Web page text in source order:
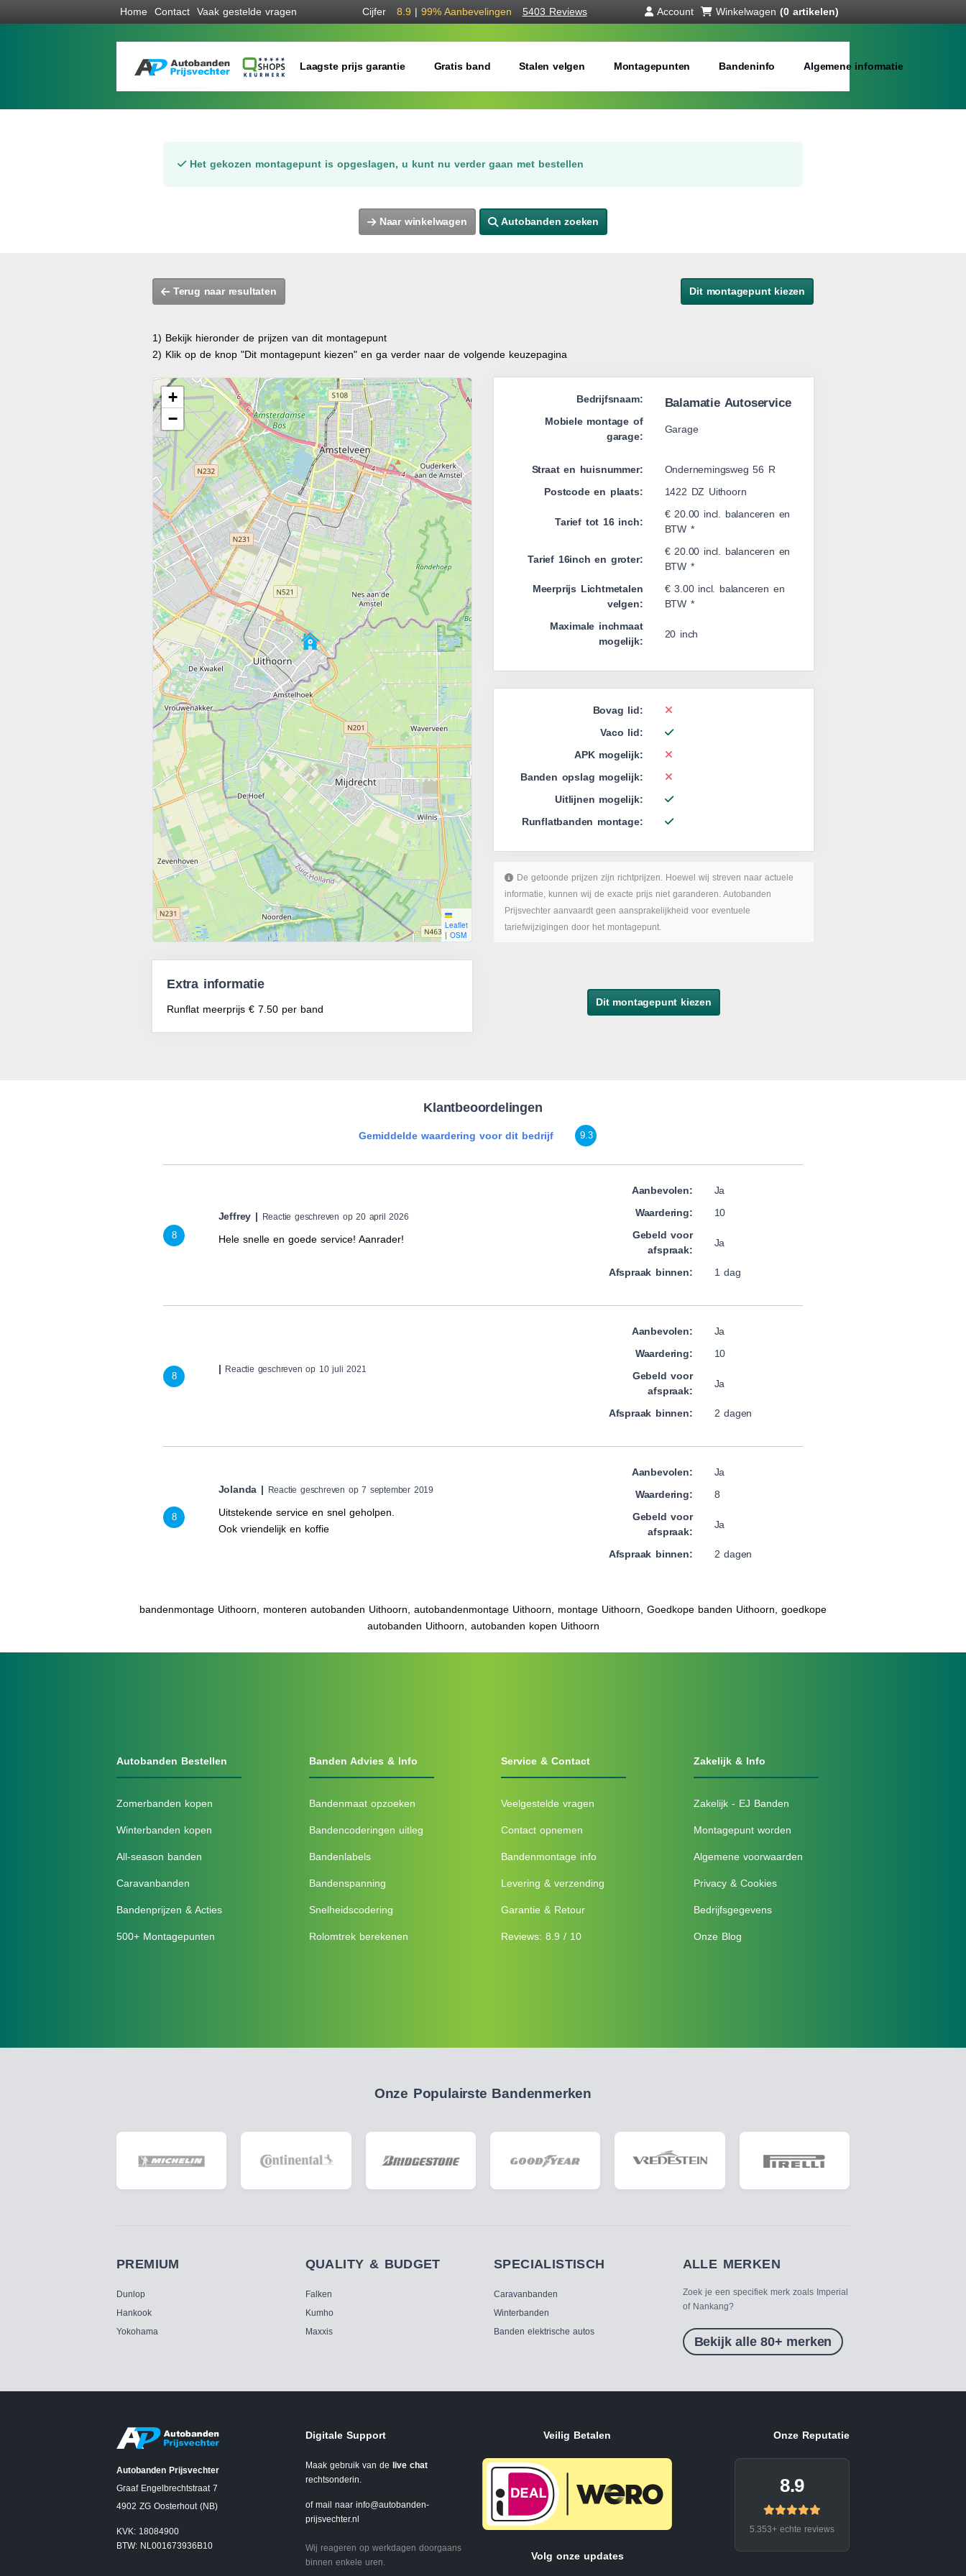
Home Contact Vaak gestelde vragen Cijfer 8.9 | 99% Aanbevelingen 5403 Reviews Account Winkelwagen (0 artikelen)
Laagste prijs garantie Gratis band Stalen velgen Montagepunten Bandeninfo Algemene informatie
Het gekozen montagepunt is opgeslagen, u kunt nu verder gaan met bestellen
Naar winkelwagen Autobanden zoeken
Terug naar resultaten Dit montagepunt kiezen
1) Bekijk hieronder de prijzen van dit montagepunt
2) Klik op de knop "Dit montagepunt kiezen" en ga verder naar de volgende keuzepagina
+
−
Leaflet
| OSM
Bedrijfsnaam: Balamatie Autoservice
Mobiele montage of
garage:
Garage
Straat en huisnummer:
Ondernemingsweg 56 R
Postcode en plaats:
1422 DZ Uithoorn
Tarief tot 16 inch:
€ 20.00 incl. balanceren en
BTW *
Tarief 16inch en groter:
€ 20.00 incl. balanceren en
BTW *
Meerprijs Lichtmetalen
velgen:
€ 3.00 incl. balanceren en
BTW *
Maximale inchmaat
mogelijk:
20 inch
Bovag lid:
Vaco lid:
APK mogelijk:
Banden opslag mogelijk:
Uitlijnen mogelijk:
Runflatbanden montage:
De getoonde prijzen zijn richtprijzen. Hoewel wij streven naar actuele
informatie, kunnen wij de exacte prijs niet garanderen. Autobanden
Prijsvechter aanvaardt geen aansprakelijkheid voor eventuele
tariefwijzigingen door het montagepunt.
Extra informatie
Runflat meerprijs € 7.50 per band
Dit montagepunt kiezen
Klantbeoordelingen
Gemiddelde waardering voor dit bedrijf 9.3
8
Jeffrey | Reactie geschreven op 20 april 2026
Hele snelle en goede service! Aanrader!
Aanbevolen:
Ja
Waardering:
10
Gebeld voor
afspraak:
Ja
Afspraak binnen: 1 dag
8
| Reactie geschreven op 10 juli 2021
Aanbevolen:
Ja
Waardering:
10
Gebeld voor
afspraak:
Ja
Afspraak binnen: 2 dagen
8
Jolanda | Reactie geschreven op 7 september 2019
Uitstekende service en snel geholpen.
Ook vriendelijk en koffie
Aanbevolen:
Ja
Waardering:
8
Gebeld voor
afspraak:
Ja
Afspraak binnen: 2 dagen
bandenmontage Uithoorn, monteren autobanden Uithoorn, autobandenmontage Uithoorn, montage Uithoorn, Goedkope banden Uithoorn, goedkope
autobanden Uithoorn, autobanden kopen Uithoorn
Autobanden Bestellen
Zomerbanden kopen
Winterbanden kopen
All-season banden
Caravanbanden
Bandenprijzen & Acties
500+ Montagepunten
Banden Advies & Info
Bandenmaat opzoeken
Bandencoderingen uitleg
Bandenlabels
Bandenspanning
Snelheidscodering
Rolomtrek berekenen
Service & Contact
Veelgestelde vragen
Contact opnemen
Bandenmontage info
Levering & verzending
Garantie & Retour
Reviews: 8.9 / 10
Zakelijk & Info
Zakelijk - EJ Banden
Montagepunt worden
Algemene voorwaarden
Privacy & Cookies
Bedrijfsgegevens
Onze Blog
Onze Populairste Bandenmerken
PREMIUM
Dunlop
Hankook
Yokohama
QUALITY & BUDGET
Falken
Kumho
Maxxis
SPECIALISTISCH
Caravanbanden
Winterbanden
Banden elektrische autos
ALLE MERKEN
Zoek je een specifiek merk zoals Imperial
of Nankang?
Bekijk alle 80+ merken
Autobanden Prijsvechter
Graaf Engelbrechtstraat 7
4902 ZG Oosterhout (NB)
KVK: 18084900
BTW: NL001673936B10
Digitale Support
Maak gebruik van de live chat
rechtsonderin.
of mail naar info@autobanden-
prijsvechter.nl
Wij reageren op werkdagen doorgaans
binnen enkele uren.
Veilig Betalen
Volg onze updates
Onze Reputatie
8.9
5.353+ echte reviews